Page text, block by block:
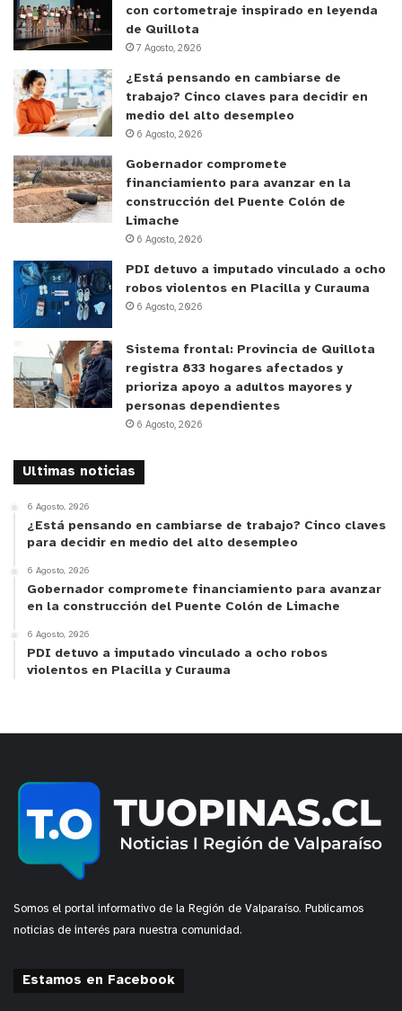
Desde SaludQuillota reiteraron el llamado a no
esperar el peak de enfermedades respiratorias y
aprovechar las próximas semanas para completar
la protección contra la influenza.
con cortometraje inspirado en leyenda
de Quillota
7 Agosto, 2026
¿Está pensando en cambiarse de
trabajo? Cinco claves para decidir en
medio del alto desempleo
6 Agosto, 2026
Gobernador compromete
financiamiento para avanzar en la
construcción del Puente Colón de
Limache
6 Agosto, 2026
PDI detuvo a imputado vinculado a ocho
robos violentos en Placilla y Curauma
6 Agosto, 2026
Sistema frontal: Provincia de Quillota
registra 833 hogares afectados y
prioriza apoyo a adultos mayores y
personas dependientes
6 Agosto, 2026
Ultimas noticias
6 Agosto, 2026
¿Está pensando en cambiarse de trabajo? Cinco claves
para decidir en medio del alto desempleo
6 Agosto, 2026
Gobernador compromete financiamiento para avanzar
en la construcción del Puente Colón de Limache
6 Agosto, 2026
PDI detuvo a imputado vinculado a ocho robos
violentos en Placilla y Curauma
Somos el portal informativo de la Región de Valparaíso. Publicamos
noticias de interés para nuestra comunidad.
Estamos en Facebook